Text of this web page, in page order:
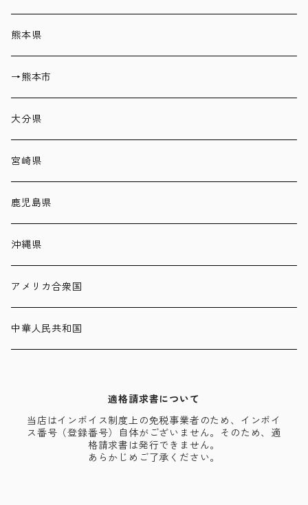
熊本県
→熊本市
大分県
宮崎県
鹿児島県
沖縄県
アメリカ合衆国
中華人民共和国
適格請求書について
当店はインボイス制度上の免税事業者のため、インボイ
ス番号（登録番号）自体がございません。そのため、適
格請求書は発行できません。
あらかじめご了承ください。